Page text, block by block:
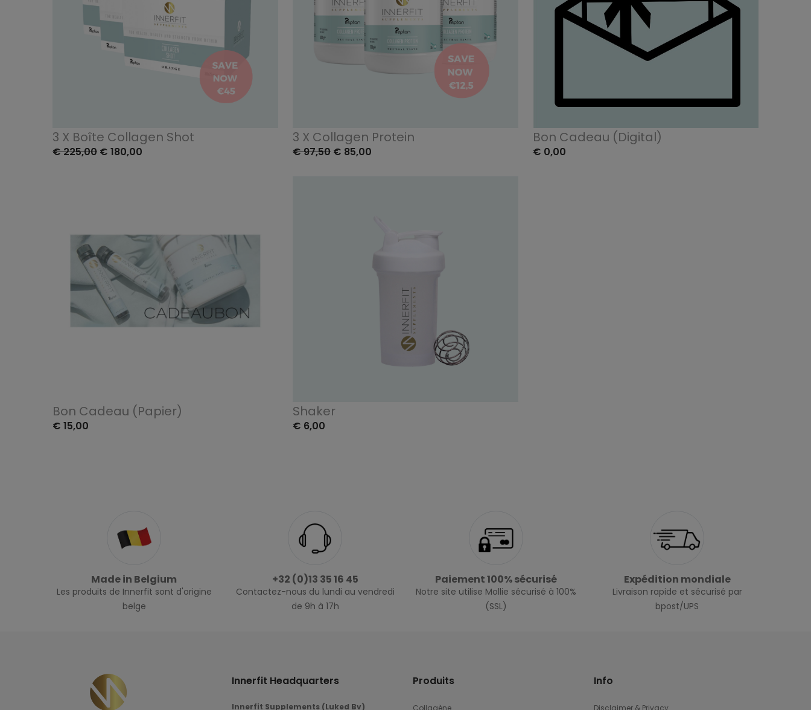
3 X Boîte Collagen Shot
€ 225,00 € 180,00
3 X Collagen Protein
€ 97,50 € 85,00
Bon Cadeau (digital)
€ 0,00
Bon Cadeau (papier)
€ 15,00
Shaker
€ 6,00
Made in Belgium
Les produits de Innerfit sont d'origine
belge
+32 (0)13 35 16 45
Contactez-nous du lundi au vendredi
de 9h à 17h
Paiement 100% sécurisé
Notre site utilise Mollie sécurisé à 100%
(SSL)
Expédition mondiale
Livraison rapide et sécurisé par
bpost/UPS
Innerfit Headquarters
Innerfit Supplements (Luked Bv)
Produits
Collagène
Info
Disclaimer & Privacy